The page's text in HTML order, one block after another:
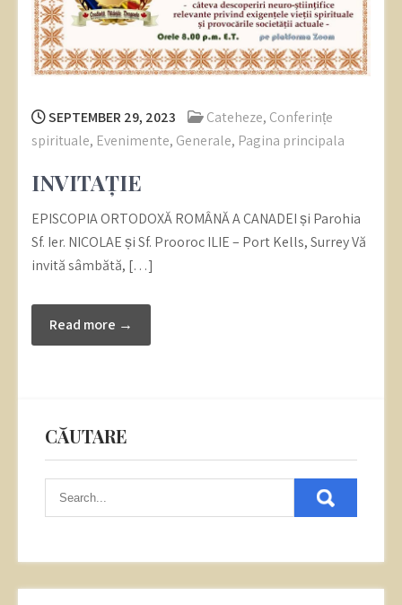
SEPTEMBER 29, 2023 Cateheze, Conferințe
spirituale, Evenimente, Generale, Pagina principala
INVITAȚIE
EPISCOPIA ORTODOXĂ ROMÂNĂ A CANADEI și Parohia
Sf. Ier. NICOLAE și Sf. Prooroc ILIE – Port Kells, Surrey Vă
invită sâmbătă, […]
Read more →
CĂUTARE